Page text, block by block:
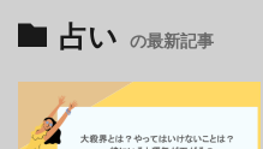
占い の最新記事